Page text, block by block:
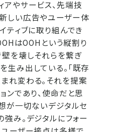
アやサービス、先端技
しい広告やユーザー体
ティブに取り組んでき
はOOHという縦割り
壁を壊しそれらを繋ぎ
み出している。「既存
れ変わる。それを提案
ンであり、使命だと思
が一切ないデジタルセ
み。デジタルにフォー